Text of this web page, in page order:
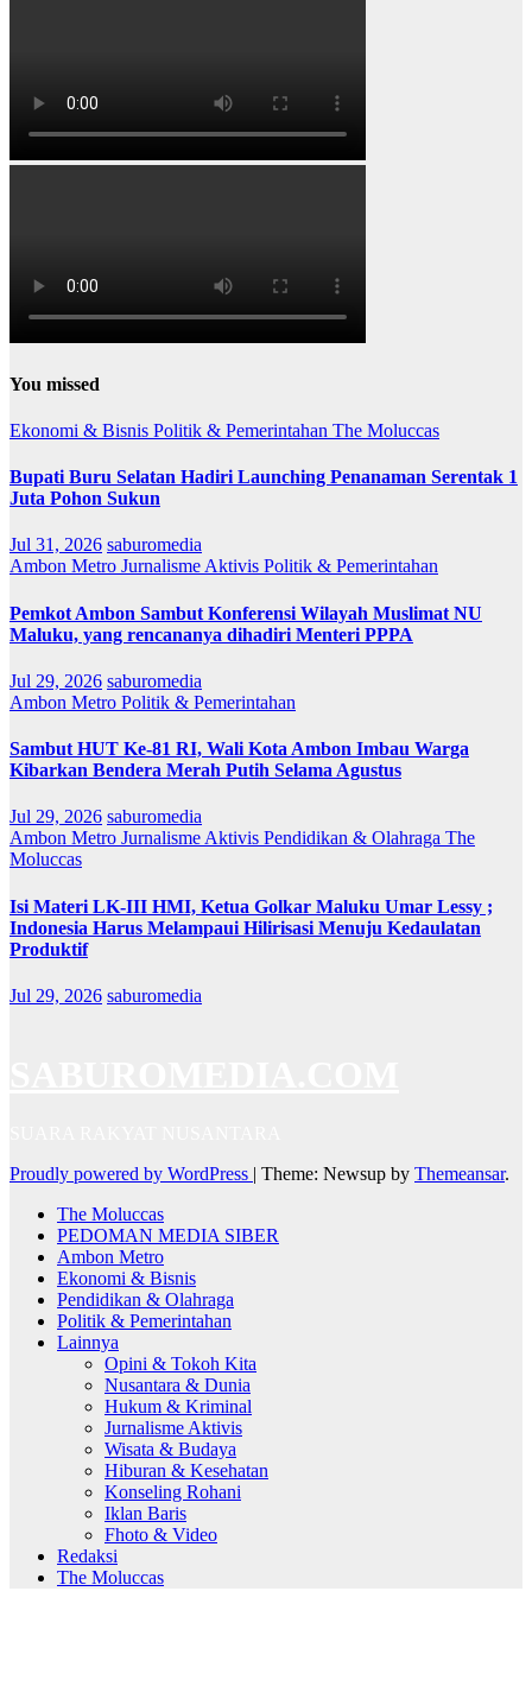
You missed
Ekonomi & Bisnis Politik & Pemerintahan The Moluccas
Bupati Buru Selatan Hadiri Launching Penanaman Serentak 1
Juta Pohon Sukun
Jul 31, 2026 saburomedia
Ambon Metro Jurnalisme Aktivis Politik & Pemerintahan
Pemkot Ambon Sambut Konferensi Wilayah Muslimat NU
Maluku, yang rencananya dihadiri Menteri PPPA
Jul 29, 2026 saburomedia
Ambon Metro Politik & Pemerintahan
Sambut HUT Ke-81 RI, Wali Kota Ambon Imbau Warga
Kibarkan Bendera Merah Putih Selama Agustus
Jul 29, 2026 saburomedia
Ambon Metro Jurnalisme Aktivis Pendidikan & Olahraga The
Moluccas
Isi Materi LK-III HMI, Ketua Golkar Maluku Umar Lessy ;
Indonesia Harus Melampaui Hilirisasi Menuju Kedaulatan
Produktif
Jul 29, 2026 saburomedia
Proudly powered by WordPress | Theme: Newsup by Themeansar.
The Moluccas
PEDOMAN MEDIA SIBER
Ambon Metro
Ekonomi & Bisnis
Pendidikan & Olahraga
Politik & Pemerintahan
Lainnya
Opini & Tokoh Kita
Nusantara & Dunia
Hukum & Kriminal
Jurnalisme Aktivis
Wisata & Budaya
Hiburan & Kesehatan
Konseling Rohani
Iklan Baris
Fhoto & Video
Redaksi
The Moluccas